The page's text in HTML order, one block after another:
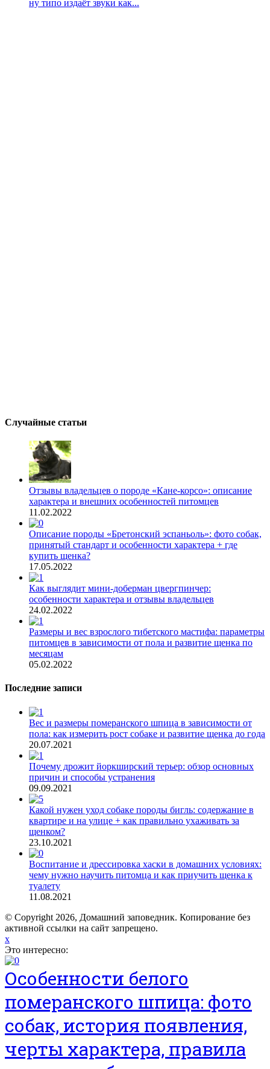
ну типо издаёт звуки как...
Случайные статьи
Отзывы владельцев о породе «Кане-корсо»: описание
характера и внешних особенностей питомцев
11.02.2022
Описание породы «Бретонский эспаньоль»: фото собак,
принятый стандарт и особенности характера + где
купить щенка?
17.05.2022
Как выглядит мини-доберман цвергпинчер:
особенности характера и отзывы владельцев
24.02.2022
Размеры и вес взрослого тибетского мастифа: параметры
питомцев в зависимости от пола и развитие щенка по
месяцам
05.02.2022
Последние записи
Вес и размеры померанского шпица в зависимости от
пола: как измерить рост собаке и развитие щенка до года
20.07.2021
Почему дрожит йоркширский терьер: обзор основных
причин и способы устранения
09.09.2021
Какой нужен уход собаке породы бигль: содержание в
квартире и на улице + как правильно ухаживать за
щенком?
23.10.2021
Воспитание и дрессировка хаски в домашних условиях:
чему нужно научить питомца и как приучить щенка к
туалету
11.08.2021
© Copyright 2026, Домашний заповедник. Копирование без
активной ссылки на сайт запрещено.
x
Это интересно:
Особенности белого
померанского шпица: фото
собак, история появления,
черты характера, правила